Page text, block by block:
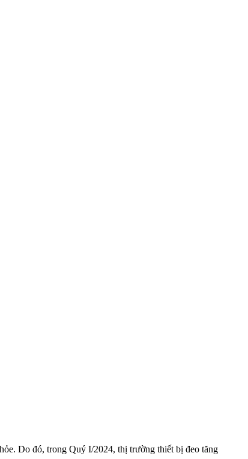
Do đó, trong Quý I/2024, thị trường thiết bị đeo tăng